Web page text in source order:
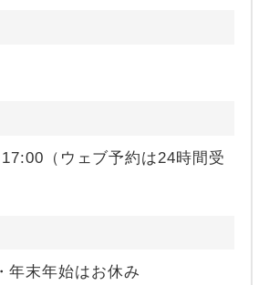
（ウェブ予約は24時間受
年末年始はお休み